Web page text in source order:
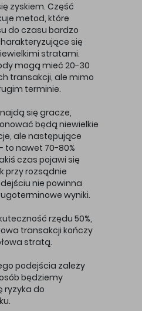
zyskiem. Część
metod, które
do czasu bardzo
się
stratami.
mogą mieć 20-30
transakcji, ale mimo
terminie.
się gracze,
będą niewielkie
ale następujące
to nawet 70-80%
czas pojawi się
przy rozsądnie
nie powinna
wyniki.
rzędu 50%,
transakcji kończy
stratą.
podejścia zależy
będziemy
ryzyka do